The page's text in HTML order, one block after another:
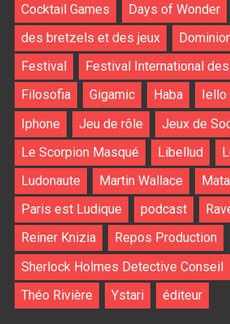
Cocktail Games
Days of Wonder
des bretzels et des jeux
Festival
Festival International
Filosofia
Gigamic Haba Iello
Iphone
Jeu de rôle Jeux de
Le Scorpion Masqué
Libellud
Ludonaute
Martin Wallace
Paris est Ludique
podcast
Reiner Knizia
Repos Production
Sherlock Holmes Detective Conseil
Théo Rivière
Ystari éditeur